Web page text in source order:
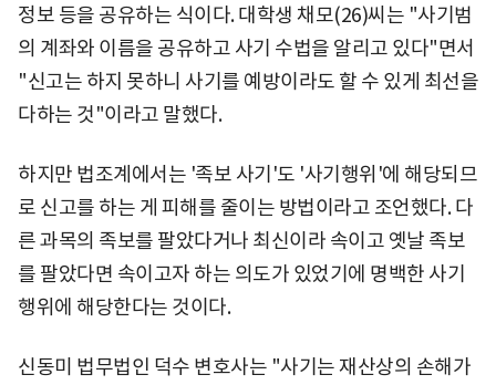
정보 등을 공유하는 식이다. 대학생 채모(26)씨는 "사기범
의 계좌와 이름을 공유하고 사기 수법을 알리고 있다"면서
"신고는 하지 못하니 사기를 예방이라도 할 수 있게 최선을
다하는 것"이라고 말했다.
하지만 법조계에서는 '족보 사기'도 '사기행위'에 해당되므
로 신고를 하는 게 피해를 줄이는 방법이라고 조언했다. 다
른 과목의 족보를 팔았다거나 최신이라 속이고 옛날 족보
를 팔았다면 속이고자 하는 의도가 있었기에 명백한 사기
행위에 해당한다는 것이다.
신동미 법무법인 덕수 변호사는 "사기는 재산상의 손해가